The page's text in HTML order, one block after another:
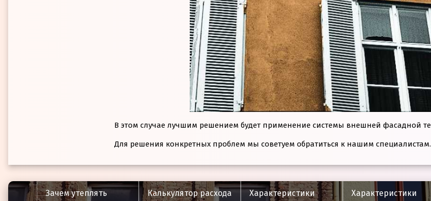
В этом случае лучшим решением будет применение системы внешней фасадной
Для решения конкретных проблем мы советуем обратиться к нашим специалистам.
Зачем утеплять
Калькулятор расхода
Характеристики
Характеристики